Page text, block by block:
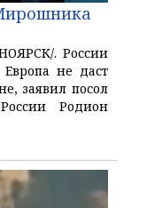
. России
Европа не даст
заявил посол
Родион